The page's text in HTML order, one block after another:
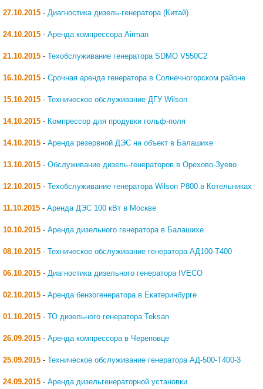
27.10.2015 - Диагностика дизель-генератора (Китай)
24.10.2015 - Аренда компрессора Airman
21.10.2015 - Техобслуживание генератора SDMO V550C2
16.10.2015 - Срочная аренда генератора в Солнечногорском районе
15.10.2015 - Техническое обслуживание ДГУ Wilson
14.10.2015 - Компрессор для продувки гольф-поля
14.10.2015 - Аренда резервной ДЭС на объект в Балашихе
13.10.2015 - Обслуживание дизель-генераторов в Орехово-Зуево
12.10.2015 - Техобслуживание генератора Wilson P800 в Котельниках
11.10.2015 - Аренда ДЭС 100 кВт в Москве
10.10.2015 - Аренда дизельного генератора в Балашихе
08.10.2015 - Техническое обслуживание генератора АД100-Т400
06.10.2015 - Диагностика дизельного генератора IVECO
02.10.2015 - Аренда бензогенератора в Екатеринбурге
01.10.2015 - ТО дизельного генератора Teksan
26.09.2015 - Аренда компрессора в Череповце
25.09.2015 - Техническое обслуживание генератора АД-500-Т400-3
24.09.2015 - Аренда дизельгенераторной установки